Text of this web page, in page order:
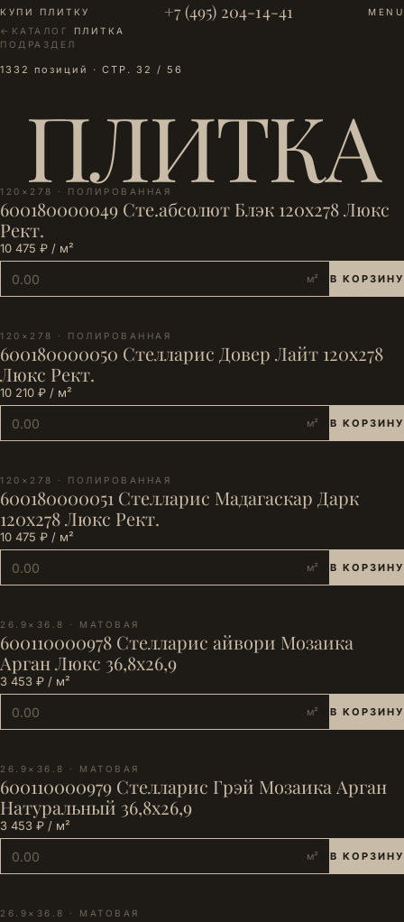
КУПИ ПЛИТКУ +7 (495) 204-14-41
MENU
← КАТАЛОГ · ПЛИТКА
ПОДРАЗДЕЛ
1332 позиций · СТР. 32 / 56
ПЛИТКА
120×278 · ПОЛИРОВАННАЯ
600180000049 Сте.абсолют Блэк 120х278 Люкс
Рект.
10 475 ₽ / м²
м² В КОРЗИНУ
120×278 · ПОЛИРОВАННАЯ
600180000050 Стелларис Довер Лайт 120х278
Люкс Рект.
10 210 ₽ / м²
м² В КОРЗИНУ
120×278 · ПОЛИРОВАННАЯ
600180000051 Стелларис Мадагаскар Дарк
120х278 Люкс Рект.
10 475 ₽ / м²
м² В КОРЗИНУ
26.9×36.8 · МАТОВАЯ
600110000978 Стелларис айвори Мозаика
Арган Люкс 36,8х26,9
3 453 ₽ / м²
м² В КОРЗИНУ
26.9×36.8 · МАТОВАЯ
600110000979 Стелларис Грэй Мозаика Арган
Натуральный 36,8х26,9
3 453 ₽ / м²
м² В КОРЗИНУ
26.9×36.8 · МАТОВАЯ